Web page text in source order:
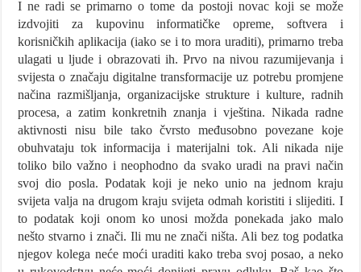
I ne radi se primarno o tome da postoji novac koji se može
izdvojiti za kupovinu informatičke opreme, softvera i
korisničkih aplikacija (iako se i to mora uraditi), primarno treba
ulagati u ljude i obrazovati ih. Prvo na nivou razumijevanja i
svijesta o značaju digitalne transformacije uz potrebu promjene
načina razmišljanja, organizacijske strukture i kulture, radnih
procesa, a zatim konkretnih znanja i vještina. Nikada radne
aktivnosti nisu bile tako čvrsto međusobno povezane koje
obuhvataju tok informacija i materijalni tok. Ali nikada nije
toliko bilo važno i neophodno da svako uradi na pravi način
svoj dio posla. Podatak koji je neko unio na jednom kraju
svijeta valja na drugom kraju svijeta odmah koristiti i slijediti. I
to podatak koji onom ko unosi možda ponekada jako malo
nešto stvarno i znači. Ili mu ne znači ništa. Ali bez tog podatka
njegov kolega neće moći uraditi kako treba svoj posao, a neko